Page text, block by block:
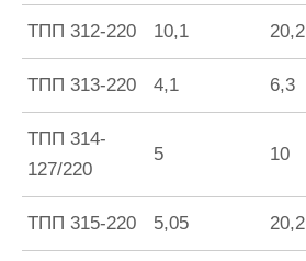
ТПП 312-220 10,1 20,2
ТПП 313-220 4,1 6,3
ТПП 314-
127/220
5 10
ТПП 315-220 5,05 20,2